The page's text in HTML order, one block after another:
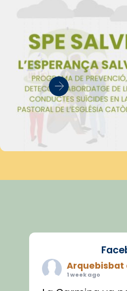
Arquebisbat
1 week ago